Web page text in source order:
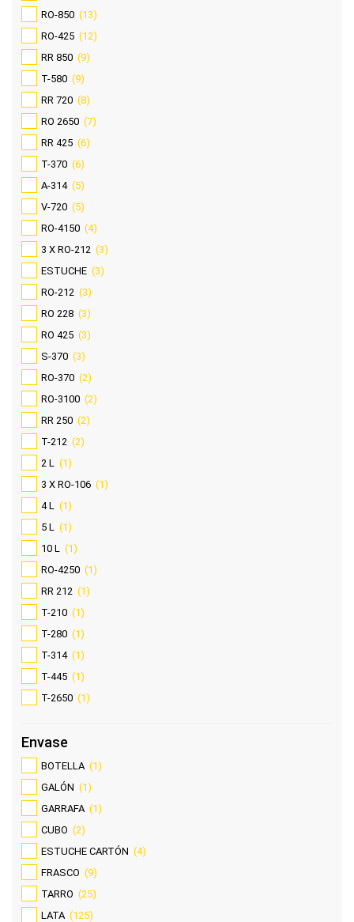
RO-850 (13)
RO-425 (12)
RR 850 (9)
T-580 (9)
RR 720 (8)
RO 2650 (7)
RR 425 (6)
T-370 (6)
A-314 (5)
V-720 (5)
RO-4150 (4)
3 X RO-212 (3)
ESTUCHE (3)
RO-212 (3)
RO 228 (3)
RO 425 (3)
S-370 (3)
RO-370 (2)
RO-3100 (2)
RR 250 (2)
T-212 (2)
2 L (1)
3 X RO-106 (1)
4 L (1)
5 L (1)
10 L (1)
RO-4250 (1)
RR 212 (1)
T-210 (1)
T-280 (1)
T-314 (1)
T-445 (1)
T-2650 (1)
Envase
BOTELLA (1)
GALÓN (1)
GARRAFA (1)
CUBO (2)
ESTUCHE CARTÓN (4)
FRASCO (9)
TARRO (25)
LATA (125)